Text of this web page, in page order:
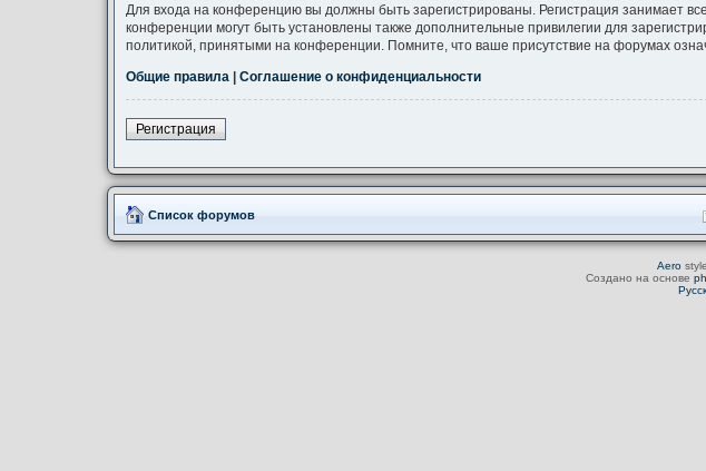
Для входа на конференцию вы должны быть зарегистрированы. Регистрация занимает
конференции могут быть установлены также дополнительные привилегии для
политикой, принятыми на конференции. Помните, что ваше присутствие на форумах
Общие правила | Соглашение о конфиденциальности
Регистрация
Список форумов
Aero
Создано на основе